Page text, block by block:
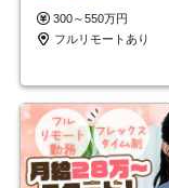
300～550万円
フルリモートあり